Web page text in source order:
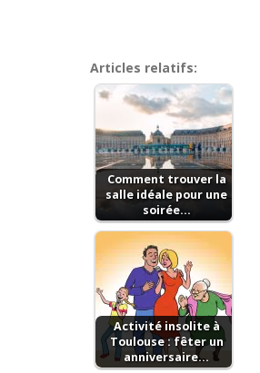
Articles relatifs:
Comment trouver la
salle idéale pour une
soirée…
Activité insolite à
Toulouse : fêter un
anniversaire…